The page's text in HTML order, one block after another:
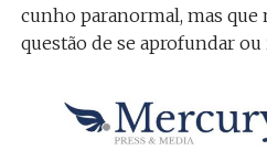
cunho paranormal, mas que
questão de se aprofundar